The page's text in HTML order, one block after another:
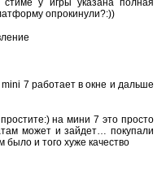
у игры указана полная
опрокинули?:))
7 работает в окне и дальше
на мини 7 это просто
может и зайдет… покупали
и того хуже качество